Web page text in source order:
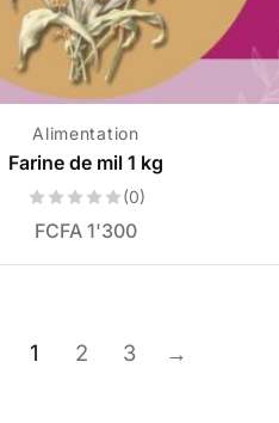
Alimentation
Farine de mil 1 kg
(0)
FCFA 1'300
1 2 3 →